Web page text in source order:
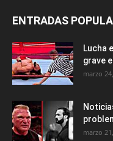
ENTRADAS
Lucha
grave
marzo
marzo